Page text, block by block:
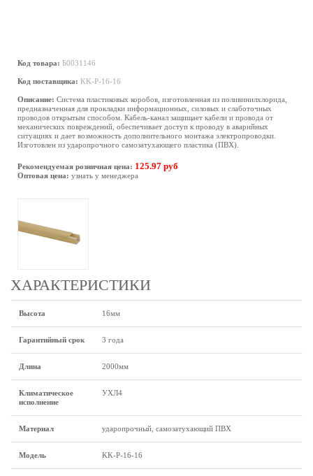
Код товара: Б0031146
Код поставщика: KK-P-16-16
Описание: Система пластиковых коробов, изготовленная из поливинилхлорида,
предназначенная для прокладки информационных, силовых и слаботочных
проводов открытым способом. Кабель-канал защищает кабели и провода от
механических повреждений, обеспечивает доступ к проводу в аварийных
ситуациях и дает возможность дополнительного монтажа электропроводки.
Изготовлен из ударопрочного самозатухающего пластика (ПВХ).
Рекомендуемая розничная цена: 125.97 руб
Оптовая цена: узнать у менеджера
ХАРАКТЕРИСТИКИ
Высота 16мм
Гарантийный срок 3 года
Длина 2000мм
Климатическое
исполнение
УХЛ4
Материал ударопрочный, самозатухающий ПВХ
Модель KK-P-16-16